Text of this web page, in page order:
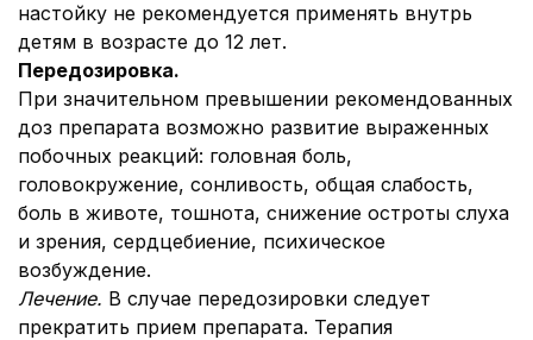
настойку не рекомендуется применять внутрь
детям в возрасте до 12 лет.
Передозировка.
При значительном превышении рекомендованных
доз препарата возможно развитие выраженных
побочных реакций: головная боль,
головокружение, сонливость, общая слабость,
боль в животе, тошнота, снижение остроты слуха
и зрения, сердцебиение, психическое
возбуждение.
Лечение. В случае передозировки следует
прекратить прием препарата. Терапия